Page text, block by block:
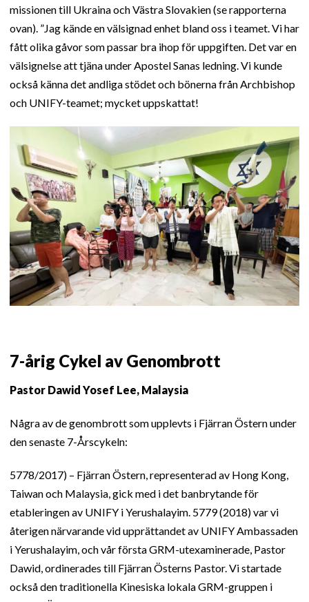
missionen till Ukraina och Västra Slovakien (se rapporterna
ovan). ”Jag kände en välsignad enhet bland oss i teamet. Vi har
fått olika gåvor som passar bra ihop för uppgiften. Det var en
välsignelse att tjäna under Apostel Sanas ledning. Vi kunde
också känna det andliga stödet och bönerna från Archbishop
och UNIFY-teamet; mycket uppskattat!
7-årig Cykel av Genombrott
Pastor Dawid Yosef Lee, Malaysia
Några av de genombrott som upplevts i Fjärran Östern under
den senaste 7-Årscykeln:
5778/2017) – Fjärran Östern, representerad av Hong Kong,
Taiwan och Malaysia, gick med i det banbrytande för
etableringen av UNIFY i Yerushalayim. 5779 (2018) var vi
återigen närvarande vid upprättandet av UNIFY Ambassaden
i Yerushalayim, och vår första GRM-utexaminerade, Pastor
Dawid, ordinerades till Fjärran Österns Pastor. Vi startade
också den traditionella Kinesiska lokala GRM-gruppen i